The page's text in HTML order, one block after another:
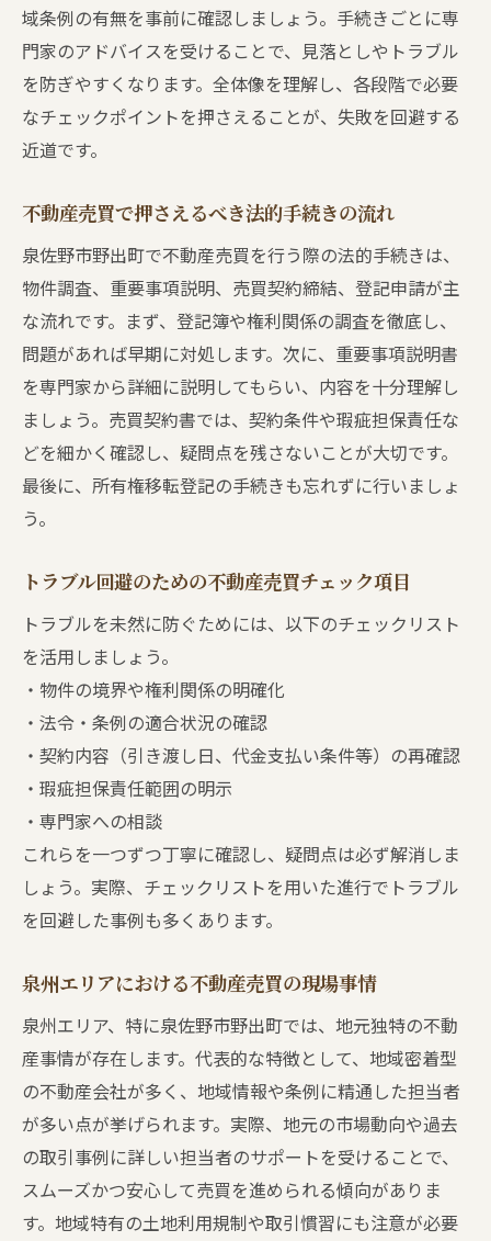
域条例の有無を事前に確認しましょう。手続きごとに専
門家のアドバイスを受けることで、見落としやトラブル
を防ぎやすくなります。全体像を理解し、各段階で必要
なチェックポイントを押さえることが、失敗を回避する
近道です。
不動産売買で押さえるべき法的手続きの流れ
泉佐野市野出町で不動産売買を行う際の法的手続きは、
物件調査、重要事項説明、売買契約締結、登記申請が主
な流れです。まず、登記簿や権利関係の調査を徹底し、
問題があれば早期に対処します。次に、重要事項説明書
を専門家から詳細に説明してもらい、内容を十分理解し
ましょう。売買契約書では、契約条件や瑕疵担保責任な
どを細かく確認し、疑問点を残さないことが大切です。
最後に、所有権移転登記の手続きも忘れずに行いましょ
う。
トラブル回避のための不動産売買チェック項目
トラブルを未然に防ぐためには、以下のチェックリスト
を活用しましょう。
・物件の境界や権利関係の明確化
・法令・条例の適合状況の確認
・契約内容（引き渡し日、代金支払い条件等）の再確認
・瑕疵担保責任範囲の明示
・専門家への相談
これらを一つずつ丁寧に確認し、疑問点は必ず解消しま
しょう。実際、チェックリストを用いた進行でトラブル
を回避した事例も多くあります。
泉州エリアにおける不動産売買の現場事情
泉州エリア、特に泉佐野市野出町では、地元独特の不動
産事情が存在します。代表的な特徴として、地域密着型
の不動産会社が多く、地域情報や条例に精通した担当者
が多い点が挙げられます。実際、地元の市場動向や過去
の取引事例に詳しい担当者のサポートを受けることで、
スムーズかつ安心して売買を進められる傾向がありま
す。地域特有の土地利用規制や取引慣習にも注意が必要